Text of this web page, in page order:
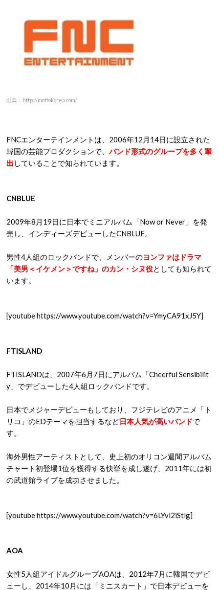
出典：http://mottokorea.com/
FNCエンターテインメントは、2006年12月14日に設立された
韓国の芸能プロダクションで、バンド形式のグループを多く輩
出 していることで知られています。
CNBLUE
2009年8月19日に日本でミニアルバム「Now or Never」を発
売し、インディーズデビューしたCNBLUE。
男性4人組のロックバンドで、メンバーのヨンファはドラマ
「美男＜イケメン＞ですね」のカン・シヌ役としても知られて
います。
[youtube https://www.youtube.com/watch?v=YmyCA91xJ5Y]
FTISLAND
FTISLANDは、2007年6月7日にアルバム「Cheerful Sensibilit
y」でデビューした4人組ロックバンドです。
日本でメジャーデビューもしており、フジテレビのアニメ「ト
リコ」のEDテーマを担当するなど日本人気が高いバンドで
す。
海外男性アーティストとして、史上初のオリコン週間アルバム
チャート初登場1位を獲得する快挙を成し遂げ、2011年には初
の武道館ライブを成功させました。
[youtube https://www.youtube.com/watch?v=6LYvl2iStlg]
AOA
女性5人組アイドルグループAOAは、2012年7月に韓国でデビ
ューし、2014年10月には「ミニスカート」で日本デビューを